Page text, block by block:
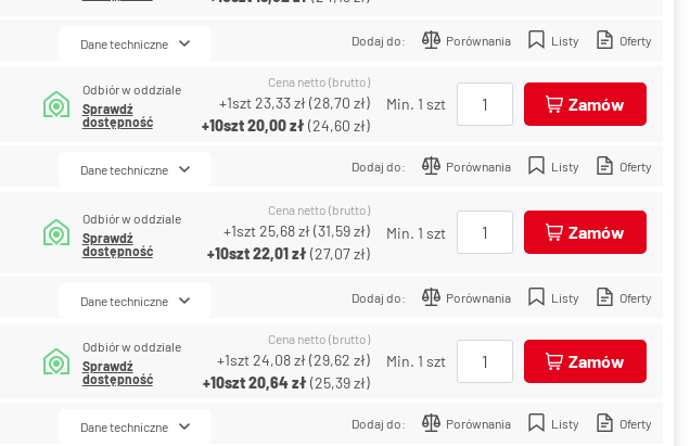
Dodaj do: Porównania Listy Oferty
Dane techniczne
Odbiór w oddziale
Sprawdź
dostępność
Cena netto (brutto)
+1szt23,33 zł(28,70 zł)
+10szt20,00 zł(24,60 zł)
Min. 1 szt Zamów
Dodaj do: Porównania Listy Oferty
Dane techniczne
Odbiór w oddziale
Sprawdź
dostępność
Cena netto (brutto)
+1szt25,68 zł(31,59 zł)
+10szt22,01 zł(27,07 zł)
Min. 1 szt Zamów
Dodaj do: Porównania Listy Oferty
Dane techniczne
Odbiór w oddziale
Sprawdź
dostępność
Cena netto (brutto)
+1szt24,08 zł(29,62 zł)
+10szt20,64 zł(25,39 zł)
Min. 1 szt Zamów
Dodaj do: Porównania Listy Oferty
Dane techniczne